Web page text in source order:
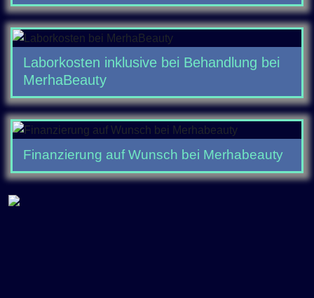
Laborkosten inklusive bei Behandlung bei
MerhaBeauty
Finanzierung auf Wunsch bei Merhabeauty